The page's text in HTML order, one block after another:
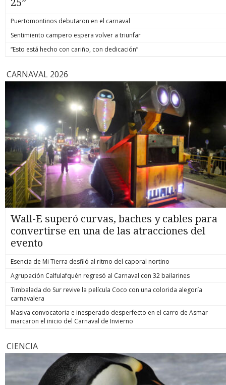
25”
Puertomontinos debutaron en el carnaval
Sentimiento campero espera volver a triunfar
“Esto está hecho con cariño, con dedicación”
CARNAVAL 2026
Wall-E superó curvas, baches y cables para
convertirse en una de las atracciones del
evento
Esencia de Mi Tierra desfiló al ritmo del caporal nortino
Agrupación Calfulafquén regresó al Carnaval con 32 bailarines
Timbalada do Sur revive la película Coco con una colorida alegoría
carnavalera
Masiva convocatoria e inesperado desperfecto en el carro de Asmar
marcaron el inicio del Carnaval de Invierno
CIENCIA